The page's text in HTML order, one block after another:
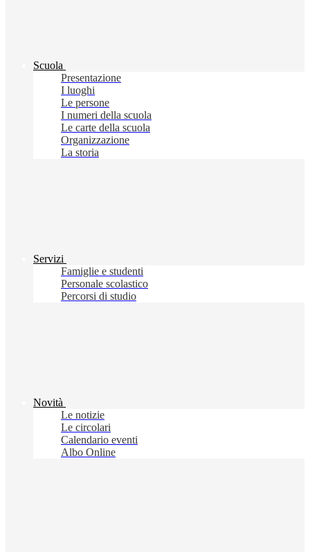
Scuola
Presentazione
I luoghi
Le persone
I numeri della scuola
Le carte della scuola
Organizzazione
La storia
Servizi
Famiglie e studenti
Personale scolastico
Percorsi di studio
Novità
Le notizie
Le circolari
Calendario eventi
Albo Online